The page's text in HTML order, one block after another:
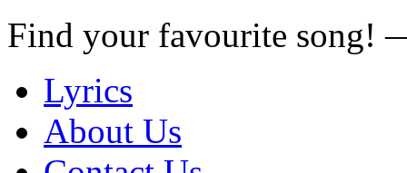
Find your favourite song!
Lyrics
About Us